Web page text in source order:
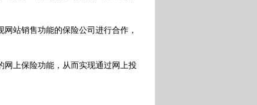
站销售功能的保险公司进行合作，
上保险功能，从而实现通过网上投